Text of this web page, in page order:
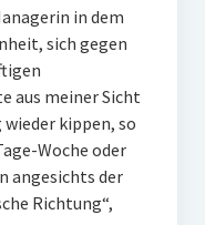
in dem
sich gegen
aus meiner Sicht
kippen, so
Woche oder
angesichts der
Richtung“,